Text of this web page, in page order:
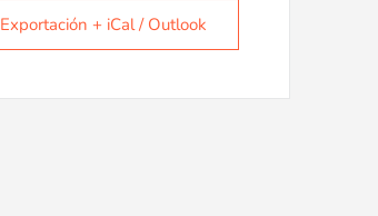
Exportación + iCal / Outlook